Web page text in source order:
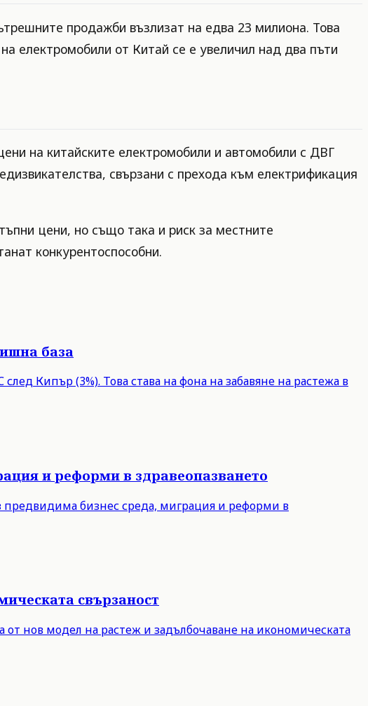
продажби възлизат на едва 23 милиона. Това
електромобили от Китай се е увеличил над два пъти
на китайските електромобили и автомобили с ДВГ
свързани с прехода към електрификация
цени, но също така и риск за местните
конкурентоспособни.
база
Кипър (3%). Това става на фона на забавяне на растежа в
и реформи в здравеопазването
предвидима бизнес среда, миграция и реформи в
свързаност
нов модел на растеж и задълбочаване на икономическата